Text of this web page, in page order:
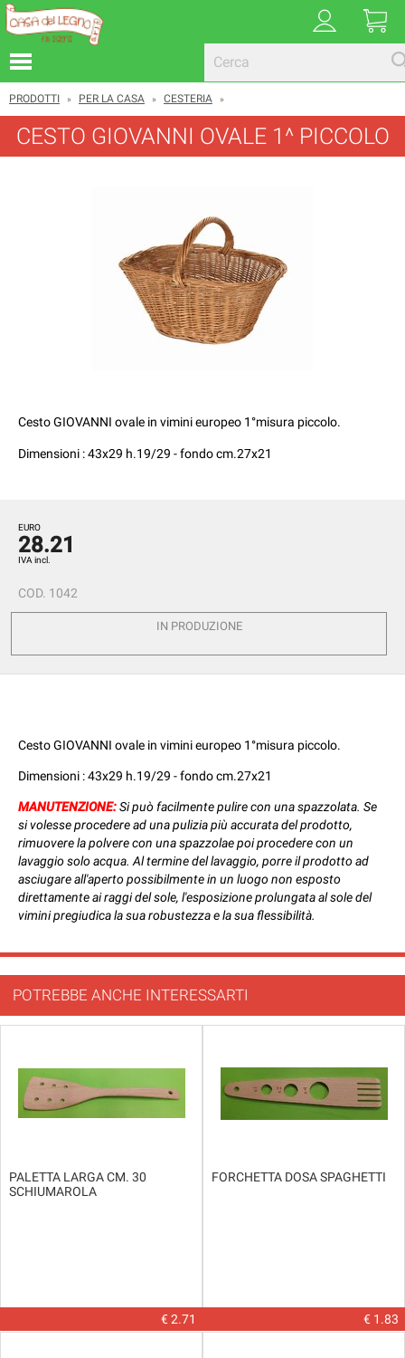
PRODOTTI » PER LA CASA » CESTERIA »
CESTO GIOVANNI OVALE 1^ PICCOLO
Cesto GIOVANNI ovale in vimini europeo 1°misura piccolo.
Dimensioni : 43x29 h.19/29 - fondo cm.27x21
EURO
28.21
IVA incl.
COD. 1042
IN PRODUZIONE
Cesto GIOVANNI ovale in vimini europeo 1°misura piccolo.
Dimensioni : 43x29 h.19/29 - fondo cm.27x21
MANUTENZIONE:Si può facilmente pulire con una spazzolata. Se
si volesse procedere ad una pulizia più accurata del prodotto,
rimuovere la polvere con una spazzolae poi procedere con un
lavaggio solo acqua. Al termine del lavaggio, porre il prodotto ad
asciugare all'aperto possibilmente in un luogo non esposto
direttamente ai raggi del sole, l'esposizione prolungata al sole del
vimini pregiudica la sua robustezza e la sua flessibilità.
POTREBBE ANCHE INTERESSARTI
PALETTA LARGA CM. 30
SCHIUMAROLA
€ 2.71
FORCHETTA DOSA SPAGHETTI
€ 1.83